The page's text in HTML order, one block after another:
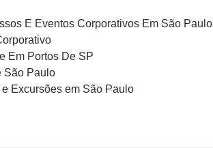
E Eventos Corporativos Em São Paulo
Em Portos De SP
São Paulo
Excursões em São Paulo